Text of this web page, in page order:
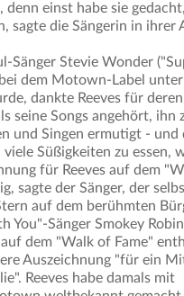
denn einst habe sie
sagte die Sängerin in ihrer
Sänger Stevie Wonder
dem Motown-Label
dankte Reeves für
seine Songs angehört, ihn
und Singen ermutigt - und
viele Süßigkeiten zu essen,
für Reeves auf dem
sagte der Sänger, der
auf dem berühmten
You"-Sänger Smokey
dem "Walk of Fame"
Auszeichnung "für ein
Reeves habe damals mit